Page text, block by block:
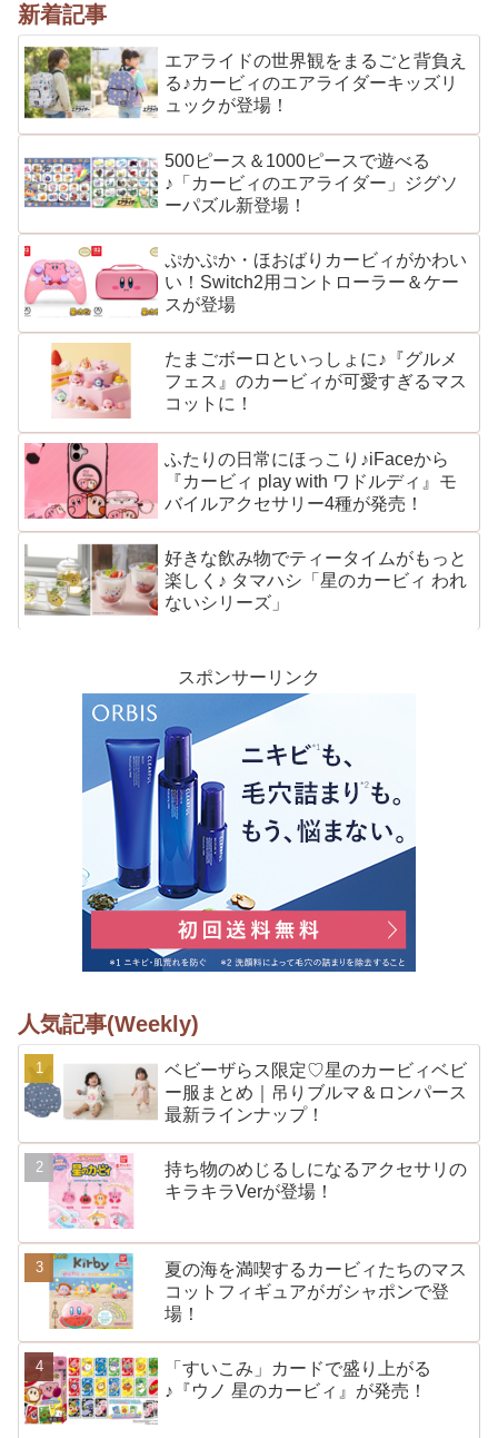
新着記事
エアライドの世界観をまるごと背負え
る♪カービィのエアライダーキッズリ
ュックが登場！
500ピース＆1000ピースで遊べる
♪「カービィのエアライダー」ジグソ
ーパズル新登場！
ぷかぷか・ほおばりカービィがかわい
い！Switch2用コントローラー＆ケー
スが登場
たまごボーロといっしょに♪『グルメ
フェス』のカービィが可愛すぎるマス
コットに！
ふたりの日常にほっこり♪iFaceから
『カービィ play with ワドルディ』モ
バイルアクセサリー4種が発売！
好きな飲み物でティータイムがもっと
楽しく♪ タマハシ「星のカービィ われ
ないシリーズ」
スポンサーリンク
人気記事(Weekly)
ベビーザらス限定♡星のカービィベビ
ー服まとめ｜吊りブルマ＆ロンパース
最新ラインナップ！
持ち物のめじるしになるアクセサリの
キラキラVerが登場！
夏の海を満喫するカービィたちのマス
コットフィギュアがガシャポンで登
場！
「すいこみ」カードで盛り上がる
♪『ウノ 星のカービィ』が発売！